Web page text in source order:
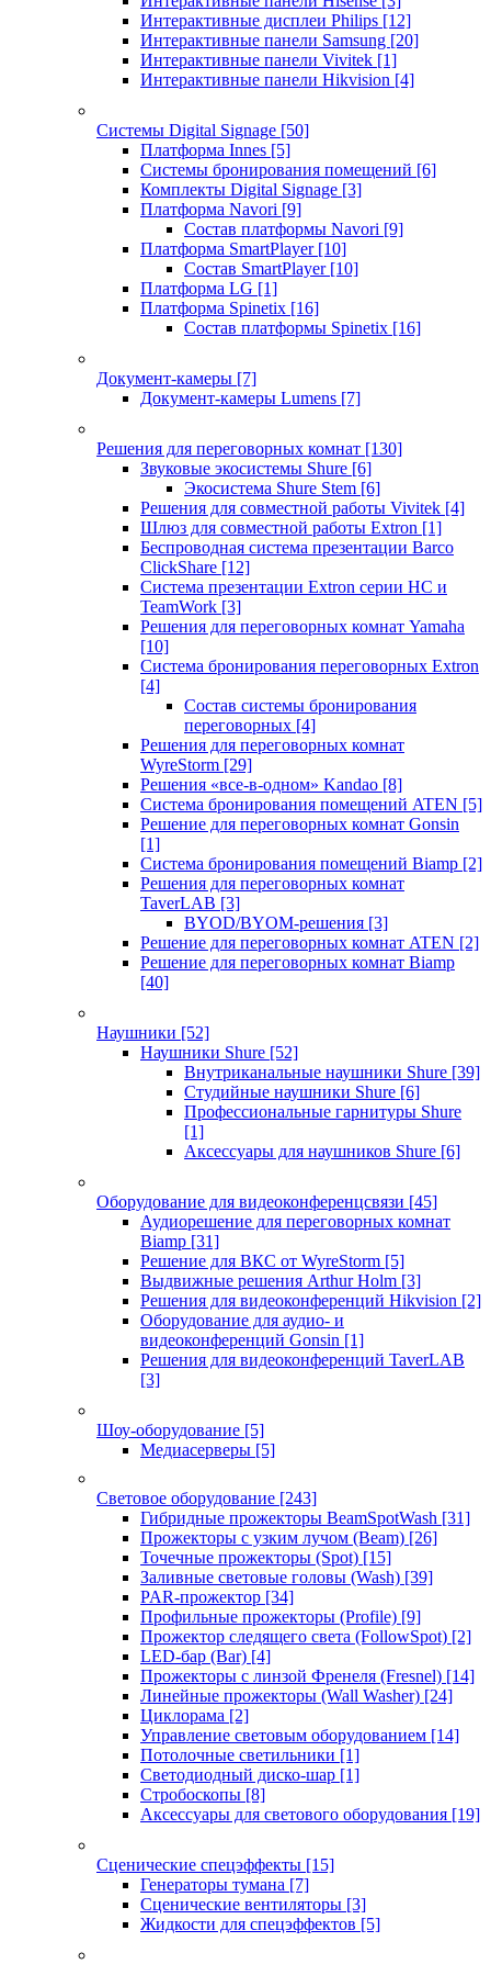
Интерактивные дисплеи Philips [12]
Интерактивные панели Samsung [20]
Интерактивные панели Vivitek [1]
Интерактивные панели Hikvision [4]
Системы Digital Signage [50]
Платформа Innes [5]
Системы бронирования помещений [6]
Комплекты Digital Signage [3]
Платформа Navori [9]
Состав платформы Navori [9]
Платформа SmartPlayer [10]
Состав SmartPlayer [10]
Платформа LG [1]
Платформа Spinetix [16]
Состав платформы Spinetix [16]
Документ-камеры [7]
Документ-камеры Lumens [7]
Решения для переговорных комнат [130]
Звуковые экосистемы Shure [6]
Экосистема Shure Stem [6]
Решения для совместной работы Vivitek [4]
Шлюз для совместной работы Extron [1]
Беспроводная система презентации Barco
ClickShare [12]
Система презентации Extron серии HC и
TeamWork [3]
Решения для переговорных комнат Yamaha
[10]
Система бронирования переговорных Extron
[4]
Состав системы бронирования
переговорных [4]
Решения для переговорных комнат
WyreStorm [29]
Решения «все-в-одном» Kandao [8]
Система бронирования помещений ATEN [5]
Решение для переговорных комнат Gonsin
[1]
Система бронирования помещений Biamp [2]
Решения для переговорных комнат
TaverLAB [3]
BYOD/BYOM-решения [3]
Решение для переговорных комнат ATEN [2]
Решение для переговорных комнат Biamp
[40]
Наушники [52]
Наушники Shure [52]
Внутриканальные наушники Shure [39]
Студийные наушники Shure [6]
Профессиональные гарнитуры Shure
[1]
Аксессуары для наушников Shure [6]
Оборудование для видеоконференцсвязи [45]
Аудиорешение для переговорных комнат
Biamp [31]
Решение для ВКС от WyreStorm [5]
Выдвижные решения Arthur Holm [3]
Решения для видеоконференций Hikvision [2]
Оборудование для аудио- и
видеоконференций Gonsin [1]
Решения для видеоконференций TaverLAB
[3]
Шоу-оборудование [5]
Медиасерверы [5]
Световое оборудование [243]
Гибридные прожекторы BeamSpotWash [31]
Прожекторы с узким лучом (Beam) [26]
Точечные прожекторы (Spot) [15]
Заливные световые головы (Wash) [39]
PAR-прожектор [34]
Профильные прожекторы (Profile) [9]
Прожектор следящего света (FollowSpot) [2]
LED-бар (Bar) [4]
Прожекторы с линзой Френеля (Fresnel) [14]
Линейные прожекторы (Wall Washer) [24]
Циклорама [2]
Управление световым оборудованием [14]
Потолочные светильники [1]
Светодиодный диско-шар [1]
Стробоскопы [8]
Аксессуары для светового оборудования [19]
Сценические спецэффекты [15]
Генераторы тумана [7]
Сценические вентиляторы [3]
Жидкости для спецэффектов [5]